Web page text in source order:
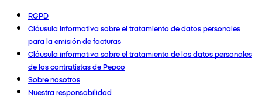
RGPD
Cláusula informativa sobre el tratamiento de datos personales
para la emisión de facturas
Cláusula informativa sobre el tratamiento de los datos personales
de los contratistas de Pepco
Sobre nosotros
Nuestra responsabilidad